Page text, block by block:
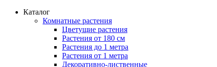
Каталог
Комнатные растения
Цветущие растения
Растения от 180 см
Растения до 1 метра
Растения от 1 метра
Декоративно-лиственные